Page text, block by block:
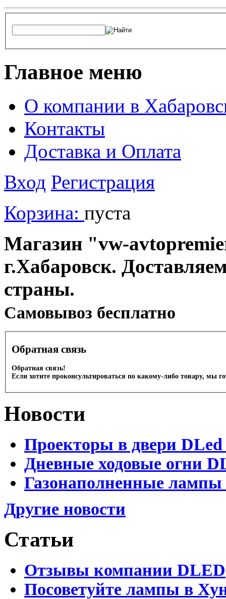
Главное меню
О компании в
Контакты
Доставка и Оплата
Вход Регистрация
Корзина: пуста
Магазин "vw-
г.Хабаровск.
страны.
Cамовывоз бесплатно
Обратная связь
Обратная связь!
Если хотите проконсультироваться по какому-либо товару, мы
Новости
Проекторы в двери DLed
Дневные ходовые огни
Газонаполненные
Другие новости
Статьи
Отзывы компании DLED
Посоветуйте лампы в